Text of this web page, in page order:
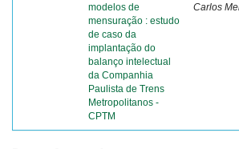
modelos de
mensuração : estudo
de caso da
implantação do
balanço intelectual
da Companhia
Paulista de Trens
Metropolitanos -
CPTM
Carlos